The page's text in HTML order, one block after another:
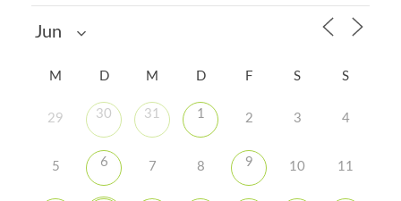
M D M D F S S
29 30 31 1 2 3 4
5 6 7 8 9 10 11